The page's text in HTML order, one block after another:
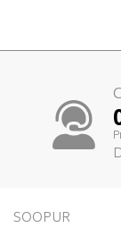
SOOPUR